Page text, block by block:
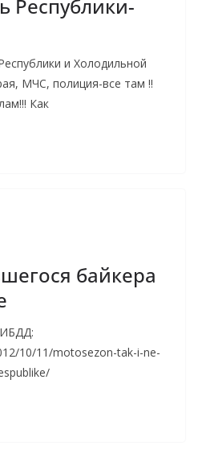
Республики-
и Холодильной
МЧС, полиция-все там !!
Как
байкера
10/11/motosezon-tak-i-ne-